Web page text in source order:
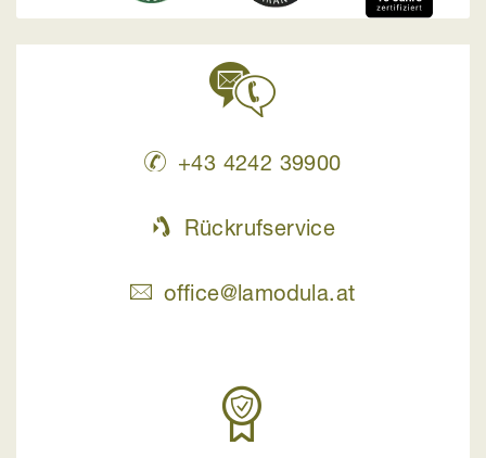
+43 4242 39900
Rückrufservice
office@lamodula.at